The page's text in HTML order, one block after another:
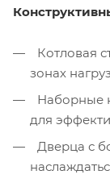
Котловая
зонах
Наборные
для
Дверца с